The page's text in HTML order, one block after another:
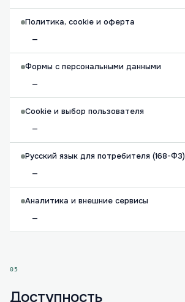
Политика, cookie и оферта
—
Формы с персональными данными
—
Cookie и выбор пользователя
—
Русский язык для потребителя (168-ФЗ)
—
Аналитика и внешние сервисы
—
05
Доступность